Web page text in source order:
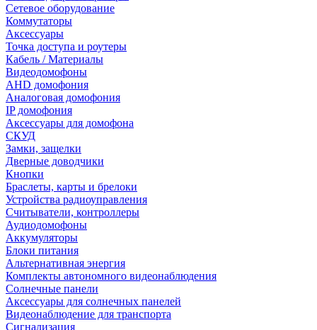
Сетевое оборудование
Коммутаторы
Аксессуары
Точка доступа и роутеры
Кабель / Материалы
Видеодомофоны
AHD домофония
Аналоговая домофония
IP домофония
Аксессуары для домофона
СКУД
Замки, защелки
Дверные доводчики
Кнопки
Браслеты, карты и брелоки
Устройства радиоуправления
Считыватели, контроллеры
Аудиодомофоны
Аккумуляторы
Блоки питания
Альтернативная энергия
Комплекты автономного видеонаблюдения
Солнечные панели
Аксессуары для солнечных панелей
Видеонаблюдение для транспорта
Сигнализация